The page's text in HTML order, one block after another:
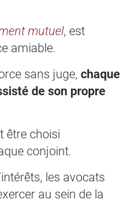
mutuel, est
amiable.
sans juge, chaque
de son propre
être choisi
conjoint.
les avocats
au sein de la